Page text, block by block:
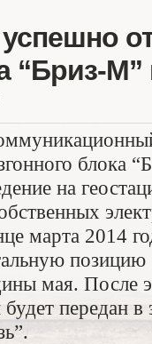
“Бриз-
блока
на
марта 2014
позицию
мая. После
передан в